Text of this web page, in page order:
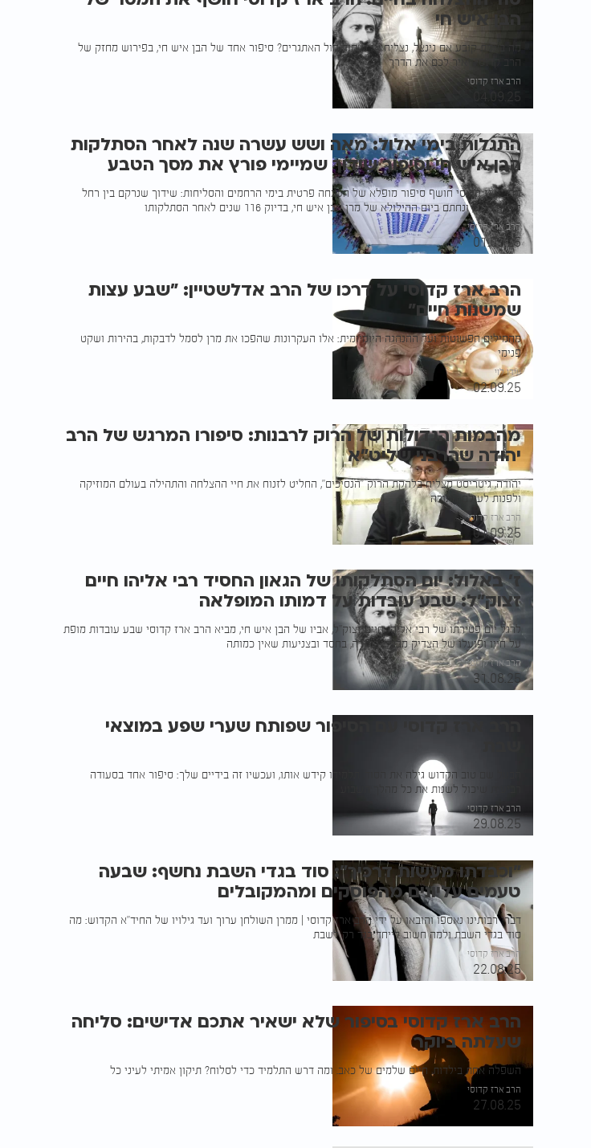
הבן איש חי
מה באמת קובע אם נינצל, נצליח או נעמוד מול האתגרים? סיפור אחד של הבן איש חי, בפירוש מחזק של
הרב קדוסי, יאיר לכם את הדרך
הרב ארז קדוסי
04.09.25
התגלות בימי אלול: מאה ושש עשרה שנה לאחר הסתלקות
הבן איש חי וסיפור שידוך שמיימי פורץ את מסך הטבע
הרב ארז קדוסי חושף סיפור מופלא של השגחה פרטית בימי הרחמים והסליחות: שידוך שנרקם בין רחל
ליוסף חיים, ונחתם ביום ההילולא של מרן הבן איש חי, בדיוק 116 שנים לאחר הסתלקותו
הרב ארז קדוסי
01.09.25
הרב ארז קדוסי על דרכו של הרב אדלשטיין: "שבע עצות
שמשנות חיים"
מהמילים הפשוטות ועד ההנהגה היומיומית: אלו העקרונות שהפכו את מרן לסמל לדבקות, בהירות ושקט
פנימי
עידו לוי
02.09.25
מהבמות הגדולות של הרוק לרבנות: סיפורו המרגש של הרב
יהודה שהרבני שליט"א
יהודה, גיטריסט מצליח בלהקת הרוק "הנסיכים", החליט לזנוח את חיי ההצלחה והתהילה בעולם המוזיקה
ולפנות לעולם התורה
הרב ארז קדוסי
01.09.25
ז' באלול: יום הסתלקותו של הגאון החסיד רבי אליהו חיים
זצוק"ל: שבע עובדות על דמותו המופלאה
לרגל יום פטירתו של רבי אליהו חיים זצוק"ל, אביו של הבן איש חי, מביא הרב ארז קדוסי שבע עובדות מופת
על חייו ופועלו של הצדיק מבבל: בתורה, בחסד ובצניעות שאין כמותה
הרב ארז קדוסי
31.08.25
הרב ארז קדוסי עם הסיפור שפותח שערי שפע במוצאי
הבעל שם טוב הקדוש גילה את הסוד, תלמידו קידש אותו, ועכשיו זה בידיים שלך: סיפור אחד בסעודה
רביעית שיכול לשנות את כל מהלך השבוע
הרב ארז קדוסי
29.08.25
"וכבדתו מעשות דרכיך": סוד בגדי השבת נחשף: שבעה
טעמים עליונים מהפוסקים ומהמקובלים
דברי רבותינו נאספו והובאו על ידי הרב ארז קדוסי | ממרן השולחן ערוך ועד גילויו של החיד"א הקדוש: מה
סוד בגדי השבת ולמה חשוב לייחד בגד רק לשבת
הרב ארז קדוסי
22.08.25
הרב ארז קדוסי בסיפור שלא ישאיר אתכם אדישים: סליחה
שעלתה ביוקר
השפלה אחת בילדות, חיים שלמים של כאב. ומה דרש התלמיד כדי לסלוח? תיקון אמיתי לעיני כל
הרב ארז קדוסי
27.08.25